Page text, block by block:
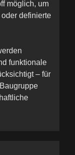
möglich, um
definierte
funktionale
– für